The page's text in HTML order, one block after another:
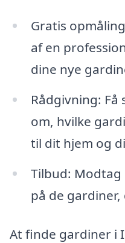
Gratis
af en
dine nye
Rådgivning:
om, hvilke
til dit hjem og
Tilbud:
på de gardiner,
At finde gardiner i